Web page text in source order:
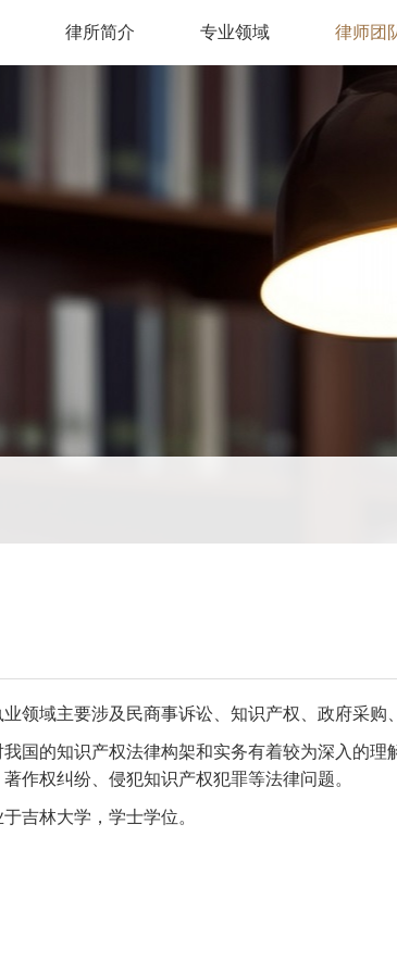
律所简介 专业领域 律师团
领域主要涉及民商事诉讼、知识产权、政府采购
国的知识产权法律构架和实务有着较为深入的
作权纠纷、侵犯知识产权犯罪等法律问题。
吉林大学，学士学位。